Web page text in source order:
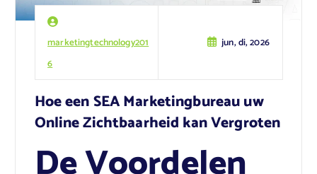
marketingtechnology201
6
jun, di, 2026
Hoe een SEA Marketingbureau uw
Online Zichtbaarheid kan Vergroten